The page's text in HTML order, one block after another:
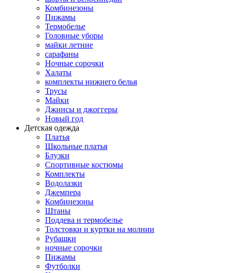
Комбинезоны
Пижамы
Термобелье
Головные уборы
майки летние
сарафаны
Ночные сорочки
Халаты
комплекты нижнего белья
Трусы
Майки
Джинсы и джоггеры
Новый год
Детская одежда
Платья
Школьные платья
Блузки
Спортивные костюмы
Комплекты
Водолазки
Джемпера
Комбинезоны
Штаны
Поддева и термобелье
Толстовки и куртки на молнии
Рубашки
ночные сорочки
Пижамы
Футболки